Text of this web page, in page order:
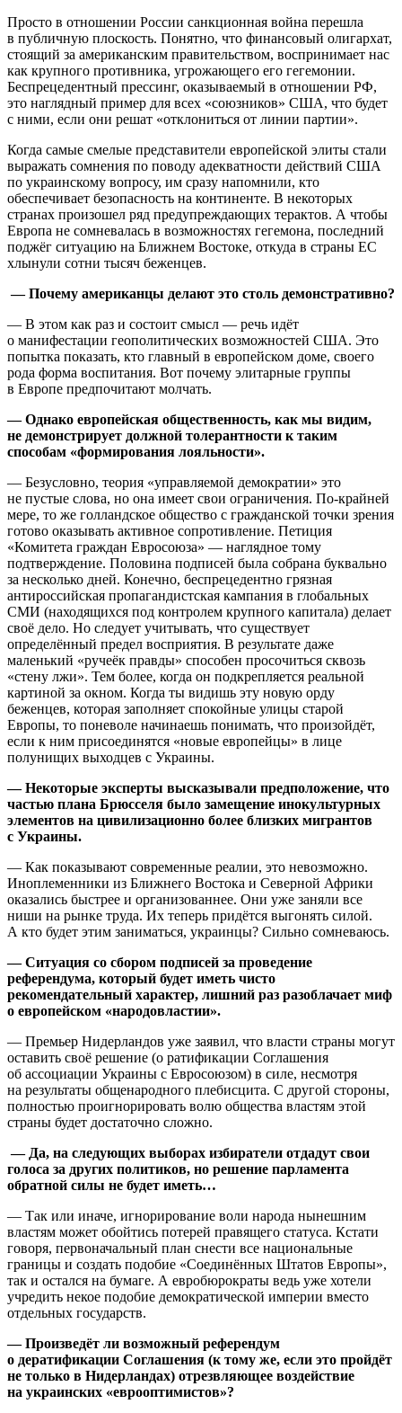
Просто в отношении России санкционная война перешла
в публичную плоскость. Понятно, что финансовый олигархат,
стоящий за американским правительством, воспринимает нас
как крупного противника, угрожающего его гегемонии.
Беспрецедентный прессинг, оказываемый в отношении РФ,
это наглядный пример для всех «союзников» США, что будет
с ними, если они решат «отклониться от линии партии».
Когда самые смелые представители европейской элиты стали
выражать сомнения по поводу адекватности действий США
по украинскому вопросу, им сразу напомнили, кто
обеспечивает безопасность на континенте. В некоторых
странах произошел ряд предупреждающих терактов. А чтобы
Европа не сомневалась в возможностях гегемона, последний
поджёг ситуацию на Ближнем Востоке, откуда в страны ЕС
хлынули сотни тысяч беженцев.
— Почему американцы делают это столь демонстративно?
— В этом как раз и состоит смысл — речь идёт
о манифестации геополитических возможностей США. Это
попытка показать, кто главный в европейском доме, своего
рода форма воспитания. Вот почему элитарные группы
в Европе предпочитают молчать.
— Однако европейская общественность, как мы видим,
не демонстрирует должной толерантности к таким
способам «формирования лояльности».
— Безусловно, теория «управляемой демократии» это
не пустые слова, но она имеет свои ограничения. По-крайней
мере, то же голландское общество с гражданской точки зрения
готово оказывать активное сопротивление. Петиция
«Комитета граждан Евросоюза» — наглядное тому
подтверждение. Половина подписей была собрана буквально
за несколько дней. Конечно, беспрецедентно грязная
антироссийская пропагандистская кампания в глобальных
СМИ (находящихся под контролем крупного капитала) делает
своё дело. Но следует учитывать, что существует
определённый предел восприятия. В результате даже
маленький «ручеёк правды» способен просочиться сквозь
«стену лжи». Тем более, когда он подкрепляется реальной
картиной за окном. Когда ты видишь эту новую орду
беженцев, которая заполняет спокойные улицы старой
Европы, то поневоле начинаешь понимать, что произойдёт,
если к ним присоединятся «новые европейцы» в лице
полунищих выходцев с Украины.
— Некоторые эксперты высказывали предположение, что
частью плана Брюсселя было замещение инокультурных
элементов на цивилизационно более близких мигрантов
с Украины.
— Как показывают современные реалии, это невозможно.
Иноплеменники из Ближнего Востока и Северной Африки
оказались быстрее и организованнее. Они уже заняли все
ниши на рынке труда. Их теперь придётся выгонять силой.
А кто будет этим заниматься, украинцы? Сильно сомневаюсь.
— Ситуация со сбором подписей за проведение
референдума, который будет иметь чисто
рекомендательный характер, лишний раз разоблачает миф
о европейском «народовластии».
— Премьер Нидерландов уже заявил, что власти страны могут
оставить своё решение (о ратификации Соглашения
об ассоциации Украины с Евросоюзом) в силе, несмотря
на результаты общенародного плебисцита. С другой стороны,
полностью проигнорировать волю общества властям этой
страны будет достаточно сложно.
— Да, на следующих выборах избиратели отдадут свои
голоса за других политиков, но решение парламента
обратной силы не будет иметь…
— Так или иначе, игнорирование воли народа нынешним
властям может обойтись потерей правящего статуса. Кстати
говоря, первоначальный план снести все национальные
границы и создать подобие «Соединённых Штатов Европы»,
так и остался на бумаге. А евробюрократы ведь уже хотели
учредить некое подобие демократической империи вместо
отдельных государств.
— Произведёт ли возможный референдум
о дератификации Соглашения (к тому же, если это пройдёт
не только в Нидерландах) отрезвляющее воздействие
на украинских «еврооптимистов»?